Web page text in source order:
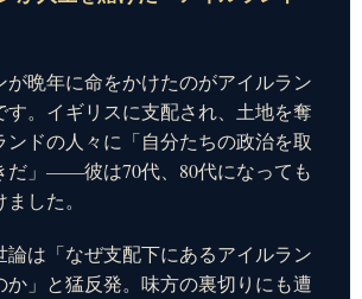
が晩年に命をかけたのがアイルラン
す。イギリスに支配され、土地を奪
ンドの人々に「自分たちの政治を取
だ」——彼は70代、80代になっても
した。
論は「なぜ支配下にあるアイルラン
か」と猛反発。味方の裏切りにも遭